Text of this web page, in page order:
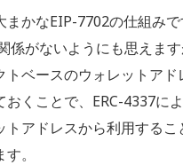
まかなEIP-7702の仕組み
係がないようにも思えま
トベースのウォレットア
おくことで、ERC-4337に
トアドレスから利用するこ
。